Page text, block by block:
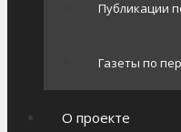
Публикации
Газеты по
О проекте